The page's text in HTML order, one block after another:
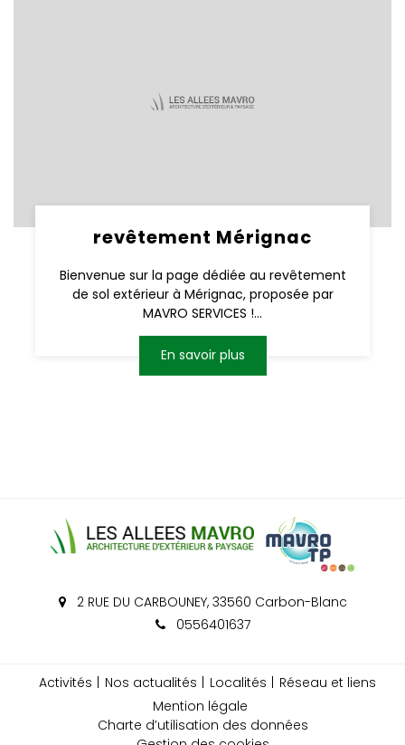
revêtement Mérignac
Bienvenue sur la page dédiée au revêtement
de sol extérieur à Mérignac, proposée par
MAVRO SERVICES !...
En savoir plus
2 RUE DU CARBOUNEY, 33560 Carbon-Blanc
0556401637
Activités Nos actualités Localités
Réseau et liens
Mention légale
Charte d’utilisation des données